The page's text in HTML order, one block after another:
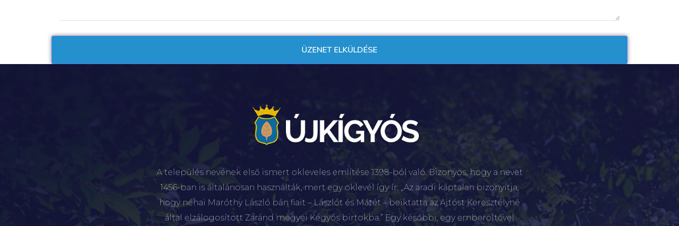
A település nevének első ismert okleveles említése 1398-ból való. Bizonyos, hogy a nevet
1456-ban is általánosan használták, mert egy oklevél így ír: „Az aradi káptalan bizonyítja,
hogy néhai Maróthy László bán fiait – Lászlót és Mátét – beiktatta az Ajtóst Keresztélyné
által elzálogosított Zaránd megyei Kégyós birtokba.” Egy későbbi, egy emberöltővel